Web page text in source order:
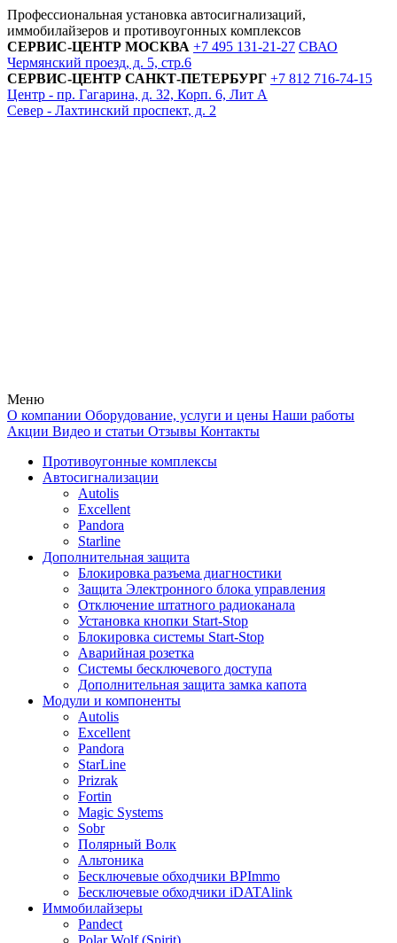
Профессиональная установка автосигнализаций,
иммобилайзеров и противоугонных комплексов
СЕРВИС-ЦЕНТР МОСКВА +7 495 131-21-27 СВАО
Чермянский проезд, д. 5, стр.6
СЕРВИС-ЦЕНТР САНКТ-ПЕТЕРБУРГ +7 812 716-74-15
Центр - пр. Гагарина, д. 32, Корп. 6, Лит А
Север - Лахтинский проспект, д. 2
Меню
О компании Оборудование, услуги и цены Наши работы
Акции Видео и статьи Отзывы Контакты
Противоугонные комплексы
Автосигнализации
Autolis
Excellent
Pandora
Starline
Дополнительная защита
Блокировка разъема диагностики
Защита Электронного блока управления
Отключение штатного радиоканала
Установка кнопки Start-Stop
Блокировка системы Start-Stop
Аварийная розетка
Системы бесключевого доступа
Дополнительная защита замка капота
Модули и компоненты
Autolis
Excellent
Pandora
StarLine
Prizrak
Fortin
Magic Systems
Sobr
Полярный Волк
Альтоника
Бесключевые обходчики BPImmo
Бесключевые обходчики iDATAlink
Иммобилайзеры
Pandect
Polar Wolf (Spirit)